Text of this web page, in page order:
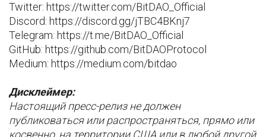
Twitter: https://twitter.com/BitDAO_Official
Discord: https://discord.gg/jTBC4BKnj7
Telegram: https://t.me/BitDAO_Official
GitHub: https://github.com/BitDAOProtocol
Medium: https://medium.com/bitdao
Дисклеймер:
Настоящий пресс-релиз не должен
публиковаться или распространяться, прямо или
косвенно, на территории США или в любой другой